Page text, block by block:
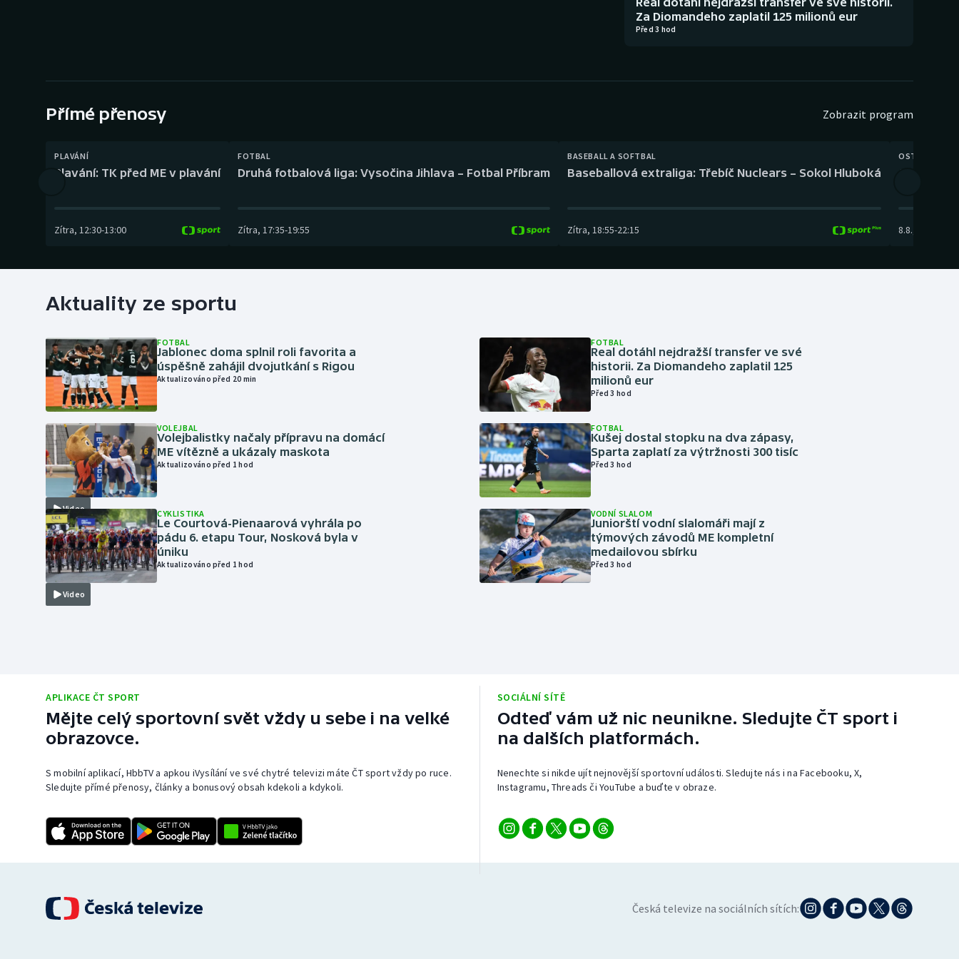
Gymnastika Plážový volejbal
Za Diomandeho zaplatil 125 milionů eur
Před 3 hod
Přímé přenosy Zobrazit program
PLAVÁNÍ
Plavání: TK před ME v plavání
Zítra, 12:30-13:00
FOTBAL
Druhá fotbalová liga: Vysočina Jihlava – Fotbal Příbram
Zítra, 17:35-19:55
BASEBALL A SOFTBAL
Baseballová extraliga: Třebíč Nuclears – Sokol Hluboká
Zítra, 18:55-22:15
OSTATNÍ
8.8.
Aktuality ze sportu
FOTBAL
Jablonec doma splnil roli favorita a
úspěšně zahájil dvojutkání s Rigou
Aktualizováno před 20 min
Video
VOLEJBAL
Volejbalistky načaly přípravu na domácí
ME vítězně a ukázaly maskota
Aktualizováno před 1 hod
Video
CYKLISTIKA
Le Courtová-Pienaarová vyhrála po
pádu 6. etapu Tour, Nosková byla v
úniku
Aktualizováno před 1 hod
FOTBAL
Real dotáhl nejdražší transfer ve své
historii. Za Diomandeho zaplatil 125
milionů eur
Před 3 hod
FOTBAL
Kušej dostal stopku na dva zápasy,
Sparta zaplatí za výtržnosti 300 tisíc
Před 3 hod
VODNÍ SLALOM
Juniorští vodní slalomáři mají z
týmových závodů ME kompletní
medailovou sbírku
Před 3 hod
APLIKACE ČT SPORT
Mějte celý sportovní svět vždy u sebe i na velké
obrazovce.
S mobilní aplikací, HbbTV a apkou iVysílání ve své chytré televizi máte ČT sport vždy po ruce.
Sledujte přímé přenosy, články a bonusový obsah kdekoli a kdykoli.
SOCIÁLNÍ SÍTĚ
Odteď vám už nic neunikne. Sledujte ČT sport i
na dalších platformách.
Nenechte si nikde ujít nejnovější sportovní události. Sledujte nás i na Facebooku, X,
Instagramu, Threads či YouTube a buďte v obraze.
Česká televize na sociálních sítích: